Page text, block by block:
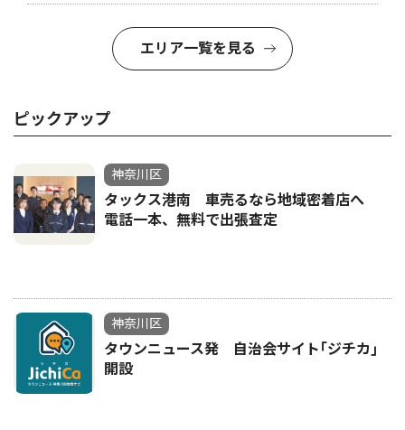
エリア一覧を見る
ピックアップ
神奈川区
タックス港南 車売るなら地域密着店へ
電話一本、無料で出張査定
神奈川区
タウンニュース発 自治会サイト｢ジチカ｣
開設